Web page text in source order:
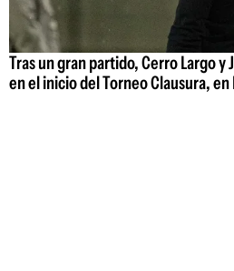
Tras un gran partido, Cerro Largo y
en el inicio del Torneo Clausura,